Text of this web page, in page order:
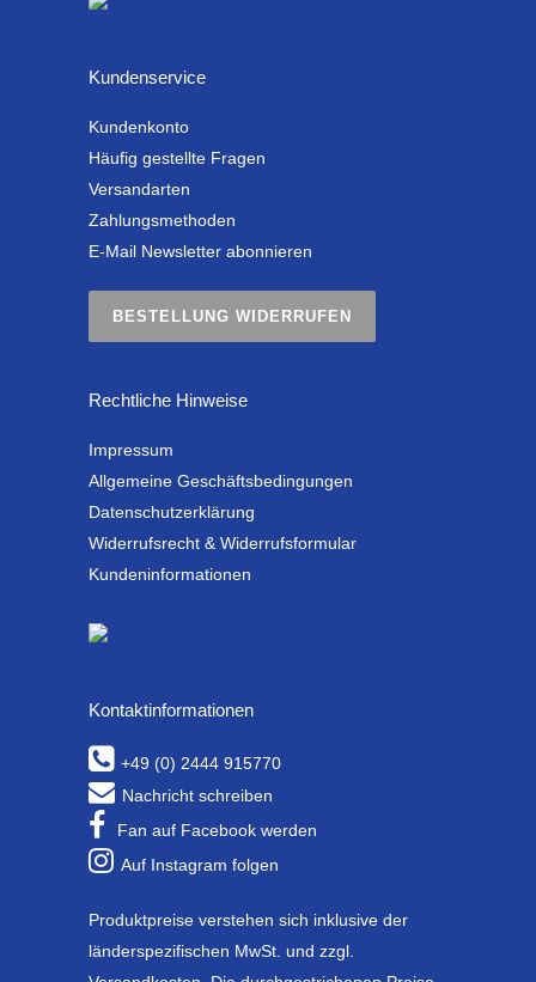
Kundenservice
Kundenkonto
Häufig gestellte Fragen
Versandarten
Zahlungsmethoden
E-Mail Newsletter abonnieren
BESTELLUNG WIDERRUFEN
Rechtliche Hinweise
Impressum
Allgemeine Geschäftsbedingungen
Datenschutzerklärung
Widerrufsrecht & Widerrufsformular
Kundeninformationen
Kontaktinformationen
+49 (0) 2444 915770
Nachricht schreiben
Fan auf Facebook werden
Auf Instagram folgen
Produktpreise verstehen sich inklusive der
länderspezifischen MwSt. und zzgl.